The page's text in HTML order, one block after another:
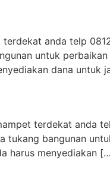
anda telp
untuk
dana untuk
terdekat anda
tukang bangunan
harus menyediakan